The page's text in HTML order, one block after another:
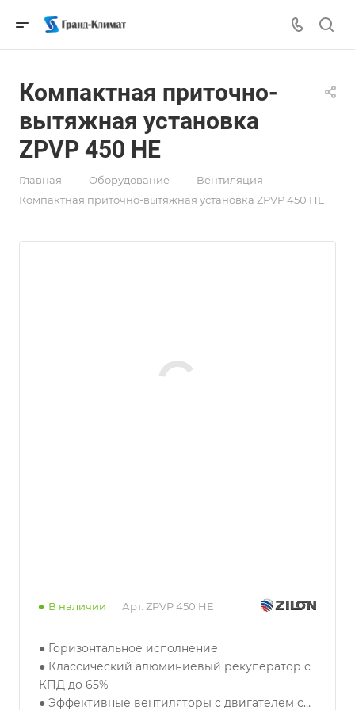
Компактная приточно-
вытяжная установка
ZPVP 450 HE
Главная — Оборудование — Вентиляция —
Компактная приточно-вытяжная установка ZPVP 450 HE
В наличии Арт. ZPVP 450 HE
● Горизонтальное исполнение
● Классический алюминиевый рекуператор с
КПД до 65%
● Эффективные вентиляторы с двигателем с